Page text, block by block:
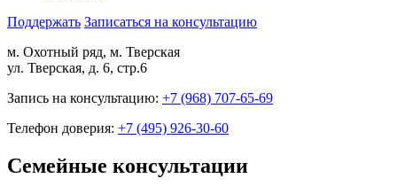
Поддержать Записаться на консультацию
м. Охотный ряд, м. Тверская
ул. Тверская, д. 6, стр.6
Запись на консультацию: +7 (968) 707-65-69
Телефон доверия: +7 (495) 926-30-60
Семейные консультации